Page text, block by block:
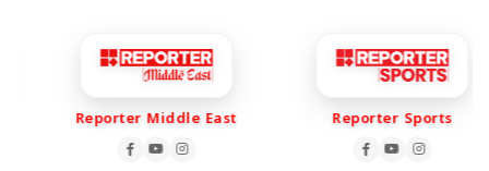
Reporter Middle East Reporter Sports